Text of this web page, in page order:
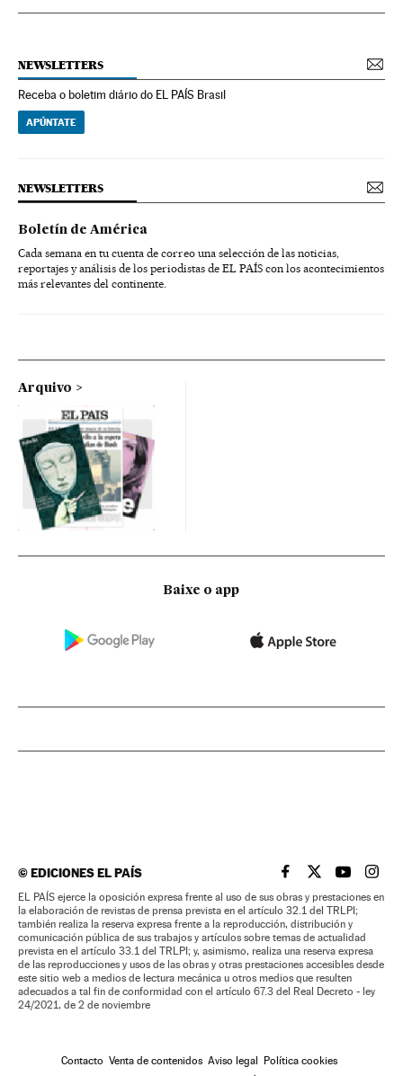
NEWSLETTERS
Receba o boletim diário do EL PAÍS Brasil
APÚNTATE
NEWSLETTERS
Boletín de América
Cada semana en tu cuenta de correo una selección de las noticias,
reportajes y análisis de los periodistas de EL PAÍS con los acontecimientos
más relevantes del continente.
Arquivo
Baixe o app
©EDICIONES EL PAÍS EL PAÍS BRASIL EN
EL PAÍSEL PAÍS
EL
EL PAÍS ejerce la oposición expresa frente al uso de sus obras y prestaciones en
la elaboración de revistas de prensa prevista en el artículo 32.1 del TRLPI;
también realiza la reserva expresa frente a la reproducción, distribución y
comunicación pública de sus trabajos y artículos sobre temas de actualidad
prevista en el artículo 33.1 del TRLPI; y, asimismo, realiza una reserva expresa
de las reproducciones y usos de las obras y otras prestaciones accesibles desde
este sitio web a medios de lectura mecánica u otros medios que resulten
adecuados a tal fin de conformidad con el artículo 67.3 del Real Decreto - ley
24/2021, de 2 de noviembre
Contacto Venta de contenidos Aviso legal Política cookies